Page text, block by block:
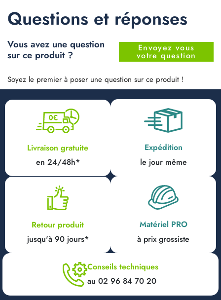
Questions et réponses
Vous avez une question
sur ce produit ?
Envoyez vous
votre question
Soyez le premier à poser une question sur ce produit !
Livraison gratuite
en 24/48h*
Expédition
le jour même
Retour produit
jusqu'à 90 jours*
Matériel PRO
à prix grossiste
Conseils techniques
au 02 96 84 70 20